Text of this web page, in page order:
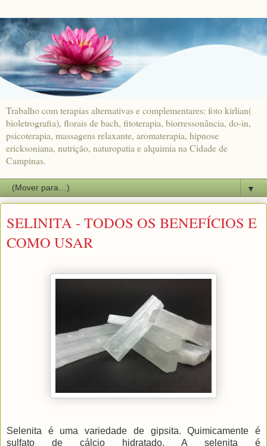
Trabalho com terapias alternativas e complementares: foto kirlian(
bioletrografia), florais de bach, fitoterapia, biorressonância, do-in,
psicoterapia, massagens relaxante, aromaterapia, hipnose
ericksoniana, nutrição, naturopatia e alquimia na Cidade de
Campinas.
▼
SELINITA - TODOS OS BENEFÍCIOS E
COMO USAR
Selenita é uma variedade de gipsita. Quimicamente é
sulfato de cálcio hidratado. A selenita é